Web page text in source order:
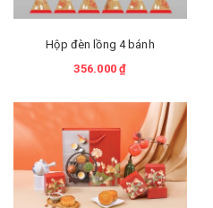
Hộp đèn lồng 4 bánh
356.000 ₫